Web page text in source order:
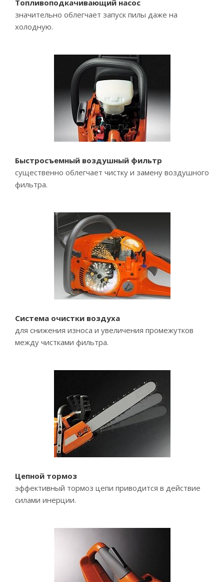
Топливоподкачивающий насос
значительно облегчает запуск пилы даже на
холодную.
Быстросъемный воздушный фильтр
существенно облегчает чистку и замену воздушного
фильтра.
Система очистки воздуха
для снижения износа и увеличения промежутков
между чистками фильтра.
Цепной тормоз
эффективный тормоз цепи приводится в действие
силами инерции.